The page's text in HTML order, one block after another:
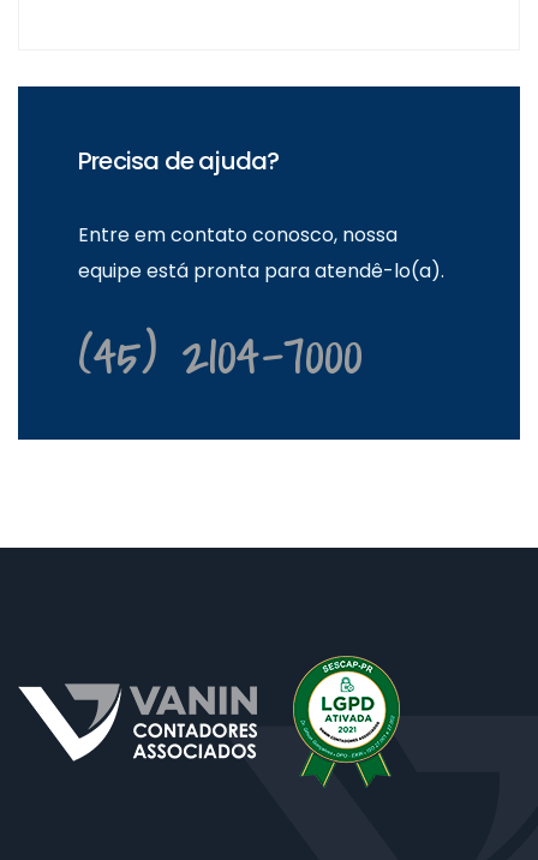
Precisa de ajuda?
Entre em contato conosco, nossa
equipe está pronta para atendê-lo(a).
(45) 2104-7000